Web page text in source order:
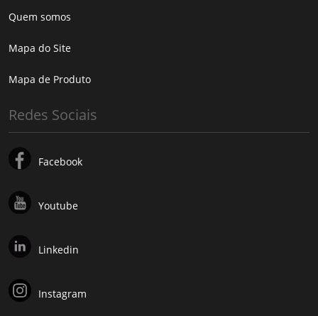
Quem somos
Mapa do Site
Mapa de Produto
Redes Sociais
Facebook
Youtube
Linkedin
Instagram